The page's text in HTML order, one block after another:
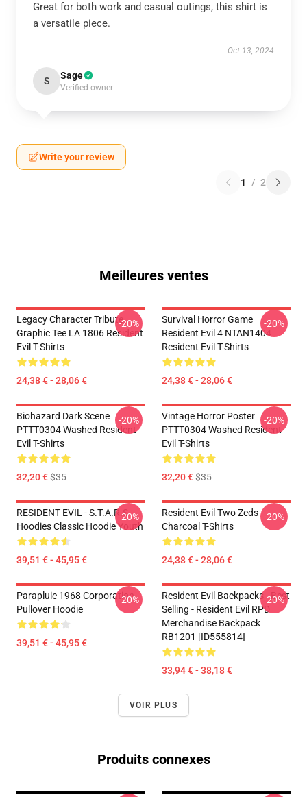
Great for both work and casual outings, this shirt is
a versatile piece.
Oct 13, 2024
S Sage
Verified owner
Write your review
1 / 2
Meilleures ventes
Legacy Character Tribute
Graphic Tee LA 1806 Resident
Evil T-Shirts
24,38 € - 28,06 €
-20%
Survival Horror Game
Resident Evil 4 NTAN1404
Resident Evil T-Shirts
24,38 € - 28,06 €
-20%
Biohazard Dark Scene
PTTT0304 Washed Resident
Evil T-Shirts
32,20 €$35
-20%
Vintage Horror Poster
PTTT0304 Washed Resident
Evil T-Shirts
32,20 €$35
-20%
RESIDENT EVIL - S.T.A.R.S
Hoodies Classic Hoodie Youth
39,51 € - 45,95 €
-20%
Resident Evil Two Zeds
Charcoal T-Shirts
24,38 € - 28,06 €
-20%
Parapluie 1968 Corporation
Pullover Hoodie
39,51 € - 45,95 €
-20%
Resident Evil Backpacks - Best
Selling - Resident Evil RPD
Merchandise Backpack
RB1201 [ID555814]
33,94 € - 38,18 €
-20%
VOIR PLUS
Produits connexes